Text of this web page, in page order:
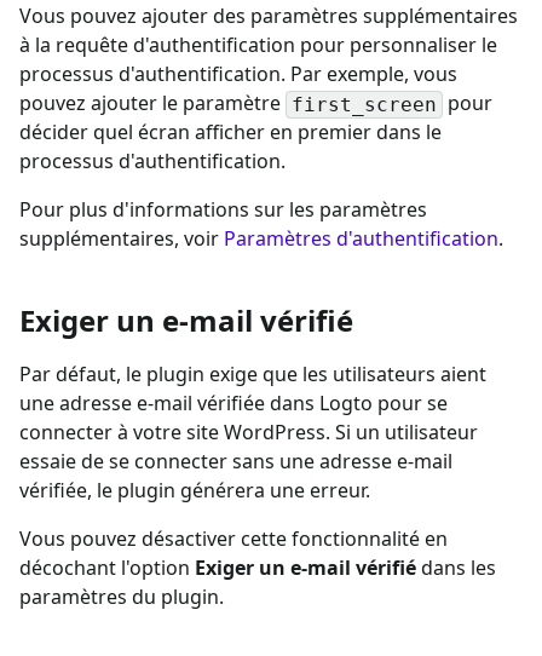
Vous pouvez ajouter des paramètres supplémentaires
à la requête d'authentification pour personnaliser le
processus d'authentification. Par exemple, vous
pouvez ajouter le paramètre first_screen pour
décider quel écran afficher en premier dans le
processus d'authentification.
Pour plus d'informations sur les paramètres
supplémentaires, voir Paramètres d'authentification.
Exiger un e-mail vérifié
Par défaut, le plugin exige que les utilisateurs aient
une adresse e-mail vérifiée dans Logto pour se
connecter à votre site WordPress. Si un utilisateur
essaie de se connecter sans une adresse e-mail
vérifiée, le plugin générera une erreur.
Vous pouvez désactiver cette fonctionnalité en
décochant l'option Exiger un e-mail vérifiédans les
paramètres du plugin.